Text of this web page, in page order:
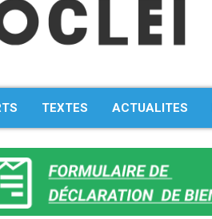
TEXTES ACTUALITES